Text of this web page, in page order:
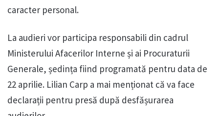
caracter personal.
La audieri vor participa responsabili din cadrul
Ministerului Afacerilor Interne și ai Procuraturii
Generale, ședința fiind programată pentru data de
22 aprilie. Lilian Carp a mai menționat că va face
declarații pentru presă după desfășurarea